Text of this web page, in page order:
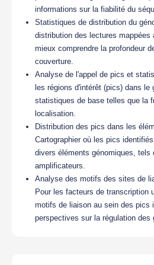
informations sur la fiabilité du
Statistiques de distribution du
distribution des lectures mappées
mieux comprendre la profondeur
couverture.
Analyse de l'appel de pics et
les régions d'intérêt (pics) dans le
statistiques de base telles que la
localisation.
Distribution des pics dans les
Cartographier où les pics
divers éléments génomiques, tels
amplificateurs.
Analyse des motifs des sites de
Pour les facteurs de transcription
motifs de liaison au sein des pics
perspectives sur la régulation des